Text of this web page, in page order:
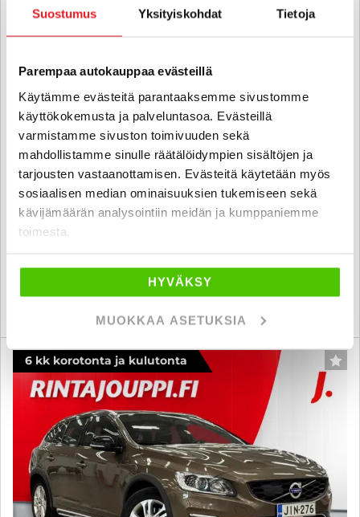
Suostumus Yksityiskohdat Tietoja
Parempaa autokauppaa evästeillä
Käytämme evästeitä parantaaksemme sivustomme
käyttökokemusta ja palveluntasoa. Evästeillä
varmistamme sivuston toimivuuden sekä
mahdollistamme sinulle räätälöidympien sisältöjen ja
tarjousten vastaanottamisen. Evästeitä käytetään myös
sosiaalisen median ominaisuuksien tukemiseen sekä
kävijämäärän analysointiin meidän ja kumppaniemme
toimesta.
HYVÄKSY
MUOKKAA ASETUKSIA
Volvo V60 Cross Country
D4 AWD aut - 6 kk korotonta ja kulutonta maksuaikaa! - Neliveto,
Webasto, Vetokoukku, Huoltokirja, Pilot assist - J. autoturva
22 880 €
6 kk korotonta ja kulutonta